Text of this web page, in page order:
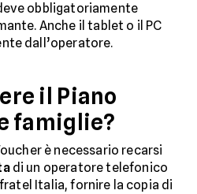
obbligatoriamente
Anche il tablet o il PC
dall’operatore.
il Piano
famiglie?
è necessario recarsi
di un operatore telefonico
Italia, fornire la copia di